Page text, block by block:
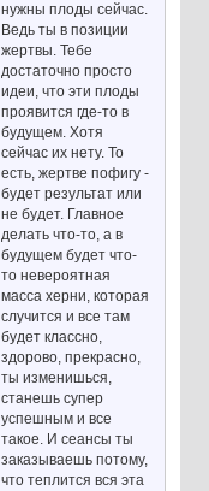
нужны плоды сейчас.
Ведь ты в позиции
жертвы. Тебе
достаточно просто
идеи, что эти плоды
проявится где-то в
будущем. Хотя
сейчас их нету. То
есть, жертве пофигу -
будет результат или
не будет. Главное
делать что-то, а в
будущем будет что-
то невероятная
масса херни, которая
случится и все там
будет классно,
здорово, прекрасно,
ты изменишься,
станешь супер
успешным и все
такое. И сеансы ты
заказываешь потому,
что теплится вся эта